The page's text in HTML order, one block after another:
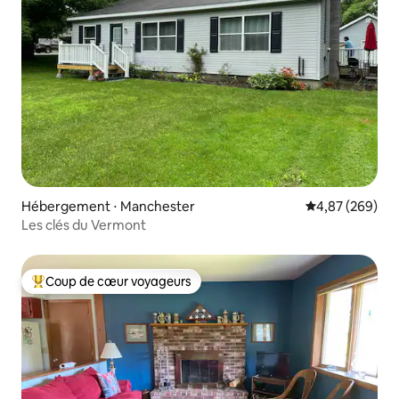
Hébergement ⋅ Manchester Évaluation
4,87 (269)
Les clés du Vermont
Coups de cœur voyageurs les plus appréciés
Coup de cœur voyageurs